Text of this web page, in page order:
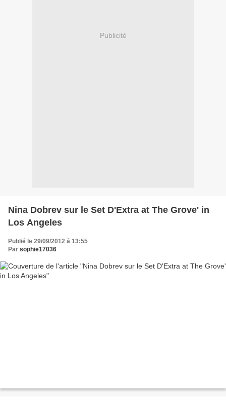
Publicité
Nina Dobrev sur le Set D'Extra at The Grove' in
Los Angeles
Publié le 29/09/2012 à 13:55
Par sophie17036